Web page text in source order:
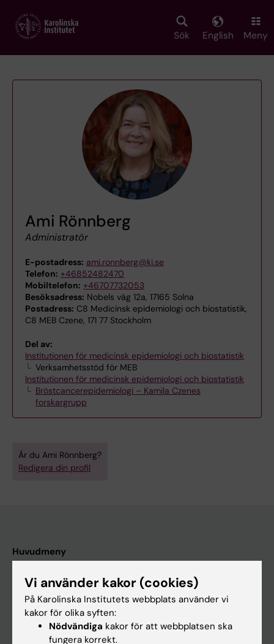
main
Sök English Meny
Ami Rönnberg
Administratör
E-postadress: ami.ronnberg@ki.se
Telefon: +46852482470
Mobiltelefon: +46707732053
Besöksadress: Nobels väg 12a, 17165 Solna
Postadress: C8 Medicinsk epidemiologi och biostatistik,
C8 MEB Czene, 171 77 Stockholm
Del av:
Institutionen för medicinsk epidemiologi och biostatistik
Verksamhetsstöd för MEB
Institutionen för medicinsk epidemiologi och biostatistik
Bröstcancerepidemiologi – Kamila Czenes
forskargrupp
Är du Ami Rönnberg?
Redigera din profil
Huvudmeny
Forskarutbildning
Forskning
Vi använder kakor (cookies)
På Karolinska Institutets webbplats använder vi
kakor för olika syften:
Nödvändiga kakor för att webbplatsen ska
fungera korrekt.